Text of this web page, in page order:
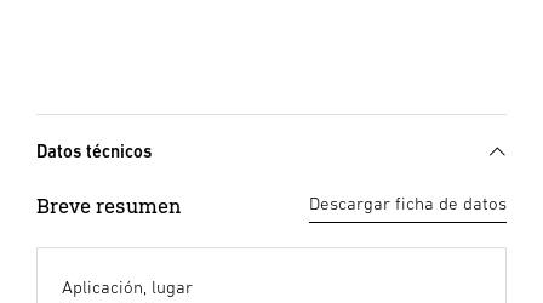
Datos técnicos
Breve resumen Descargar ficha de datos
Aplicación, lugar